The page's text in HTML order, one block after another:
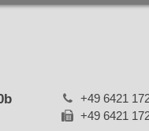
+49 6421
+49 6421